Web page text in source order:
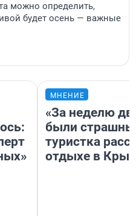
можно определить,
будет осень — важные
МНЕНИЕ
«За неделю
были
туристка
отдыхе в